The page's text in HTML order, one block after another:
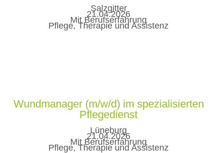
Salzgitter
21.04.2026
Mit Berufserfahrung
Pflege, Therapie und Assistenz
Wundmanager (m/w/d) im spezialisierten
Pflegedienst
Lüneburg
21.04.2026
Mit Berufserfahrung
Pflege, Therapie und Assistenz